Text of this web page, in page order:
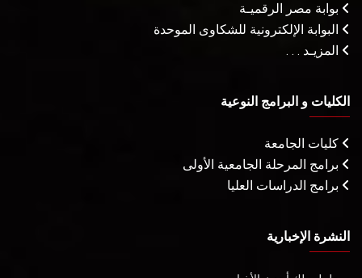
بوابة مصر الرقميـة
البوابة الإلكترونية للشكاوى الموحدة
المزيـد . . .
الكليات و البرامج النوعية
كليات الجامعة
برامج المرحلة الجامعية الأولى
برامج الدراسات العليا
النشرة الإخبارية